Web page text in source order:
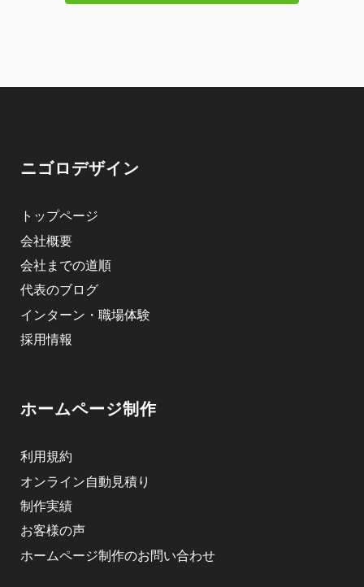
ニゴロデザイン
トップページ
会社概要
会社までの道順
代表のブログ
インターン・職場体験
採用情報
ホームページ制作
利用規約
オンライン自動見積り
制作実績
お客様の声
ホームページ制作のお問い合わせ